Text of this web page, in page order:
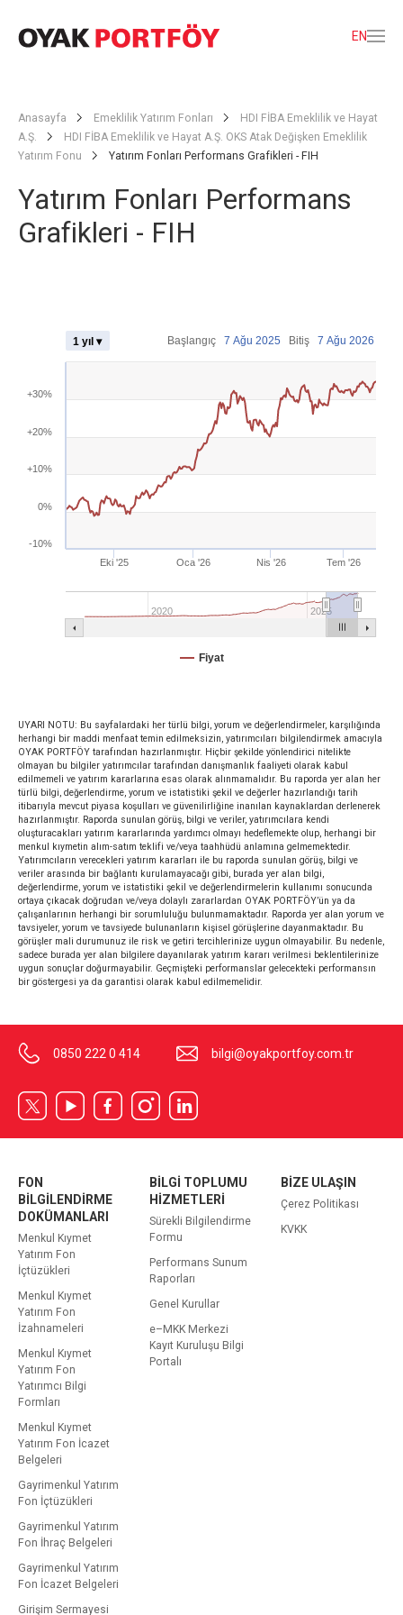
EN
Anasayfa Emeklilik Yatırım Fonları
HDI FİBA Emeklilik ve Hayat
A.Ş.
HDI FİBA Emeklilik ve Hayat A.Ş. OKS Atak Değişken Emeklilik
Yatırım Fonu
Yatırım Fonları Performans Grafikleri - FIH
Yatırım Fonları Performans
Grafikleri - FIH
Oca '26 Tem '26
Eki '25 Nis '26
2020 2025
-10%
0%
+10%
+20%
+30%
1 yıl ▾ Başlangıç 7 Ağu 2025 Bitiş 7 Ağu 2026
Fiyat
UYARI NOTU: Bu sayfalardaki her türlü bilgi, yorum ve değerlendirmeler, karşılığında
herhangi bir maddi menfaat temin edilmeksizin, yatırımcıları bilgilendirmek amacıyla
OYAK PORTFÖY tarafından hazırlanmıştır. Hiçbir şekilde yönlendirici nitelikte
olmayan bu bilgiler yatırımcılar tarafından danışmanlık faaliyeti olarak kabul
edilmemeli ve yatırım kararlarına esas olarak alınmamalıdır. Bu raporda yer alan her
türlü bilgi, değerlendirme, yorum ve istatistiki şekil ve değerler hazırlandığı tarih
itibarıyla mevcut piyasa koşulları ve güvenilirliğine inanılan kaynaklardan derlenerek
hazırlanmıştır. Raporda sunulan görüş, bilgi ve veriler, yatırımcılara kendi
oluşturacakları yatırım kararlarında yardımcı olmayı hedeflemekte olup, herhangi bir
menkul kıymetin alım-satım teklifi ve/veya taahhüdü anlamına gelmemektedir.
Yatırımcıların verecekleri yatırım kararları ile bu raporda sunulan görüş, bilgi ve
veriler arasında bir bağlantı kurulamayacağı gibi, burada yer alan bilgi,
değerlendirme, yorum ve istatistiki şekil ve değerlendirmelerin kullanımı sonucunda
ortaya çıkacak doğrudan ve/veya dolaylı zararlardan OYAK PORTFÖY’ün ya da
çalışanlarının herhangi bir sorumluluğu bulunmamaktadır. Raporda yer alan yorum ve
tavsiyeler, yorum ve tavsiyede bulunanların kişisel görüşlerine dayanmaktadır. Bu
görüşler mali durumunuz ile risk ve getiri tercihlerinize uygun olmayabilir. Bu nedenle,
sadece burada yer alan bilgilere dayanılarak yatırım kararı verilmesi beklentilerinize
uygun sonuçlar doğurmayabilir. Geçmişteki performanslar gelecekteki performansın
bir göstergesi ya da garantisi olarak kabul edilmemelidir.
0850 222 0 414 bilgi@oyakportfoy.com.tr
FON
BİLGİLENDİRME
DOKÜMANLARI
Menkul Kıymet
Yatırım Fon
İçtüzükleri
Menkul Kıymet
Yatırım Fon
İzahnameleri
Menkul Kıymet
Yatırım Fon
Yatırımcı Bilgi
Formları
Menkul Kıymet
Yatırım Fon İcazet
Belgeleri
Gayrimenkul Yatırım
Fon İçtüzükleri
Gayrimenkul Yatırım
Fon İhraç Belgeleri
Gayrimenkul Yatırım
Fon İcazet Belgeleri
Girişim Sermayesi
BİLGİ TOPLUMU
HİZMETLERİ
Sürekli Bilgilendirme
Formu
Performans Sunum
Raporları
Genel Kurullar
e–MKK Merkezi
Kayıt Kuruluşu Bilgi
Portalı
BİZE ULAŞIN
Çerez Politikası
KVKK